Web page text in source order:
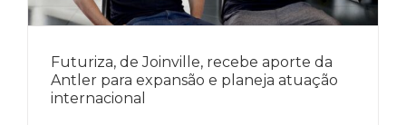
Futuriza, de Joinville, recebe aporte da
Antler para expansão e planeja atuação
internacional